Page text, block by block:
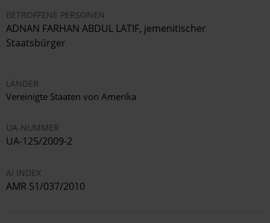
BETROFFENE PERSONEN
ADNAN FARHAN ABDUL LATIF, jemenitischer
Staatsbürger
LÄNDER
Vereinigte Staaten von Amerika
UA-NUMMER
UA-125/2009-2
AI INDEX
AMR 51/037/2010